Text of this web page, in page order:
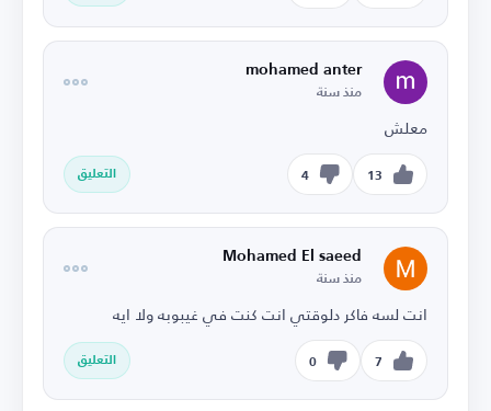
mohamed anter
منذ سنة
معلش
13
4 التعليق
Mohamed El saeed
منذ سنة
انت لسه فاكر دلوقتي انت كنت في غيبوبه ولا ايه
7
0 التعليق